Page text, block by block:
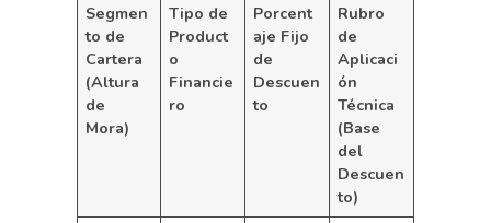
Segmen
to de
Cartera
(Altura
de
Mora)
Tipo de
Product
o
Financie
ro
Porcent
aje Fijo
de
Descuen
to
Rubro
de
Aplicaci
ón
Técnica
(Base
del
Descuen
to)